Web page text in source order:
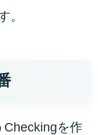
。
Checkingを作